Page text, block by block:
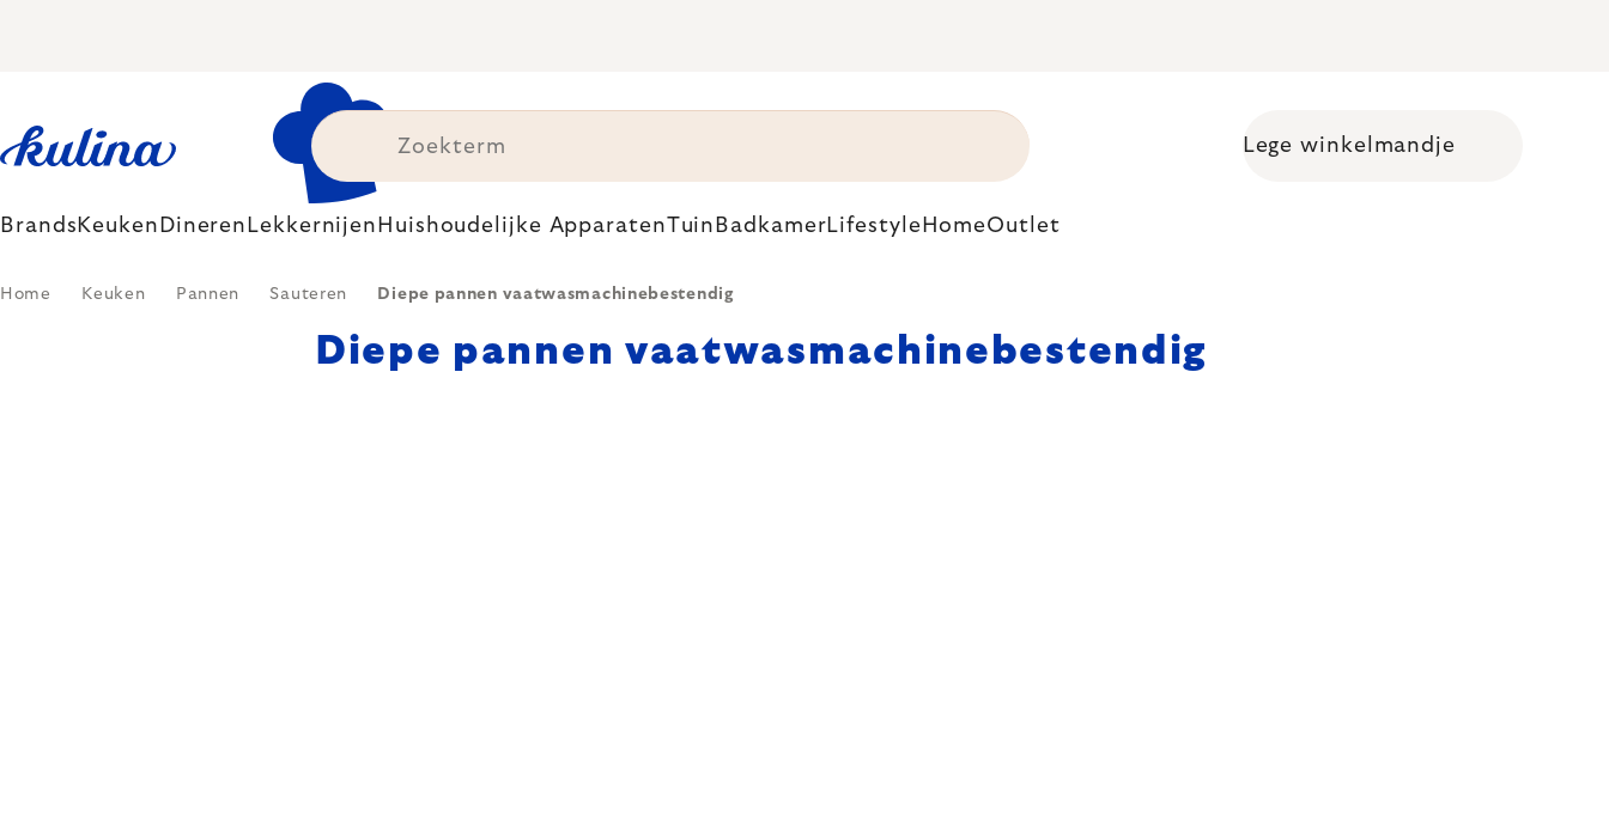
Shopping cart
Lege winkelmandje
Brands Keuken Dineren Lekkernijen Huishoudelijke ApparatenTuin BadkamerLifestyle HomeOutlet
Home Keuken Pannen Sauteren Diepe pannen vaatwasmachinebestendig
Diepe pannen vaatwasmachinebestendig